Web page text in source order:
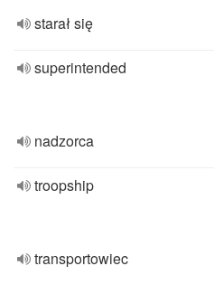
starał się
superintended
nadzorca
troopship
transportowiec